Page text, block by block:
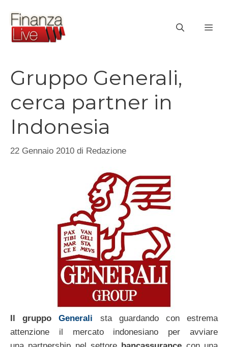
contenuto
Gruppo Generali,
cerca partner in
Indonesia
22 Gennaio 2010 di Redazione
Il gruppo Generali
sta guardando con estrema
attenzione il mercato indonesiano per avviare